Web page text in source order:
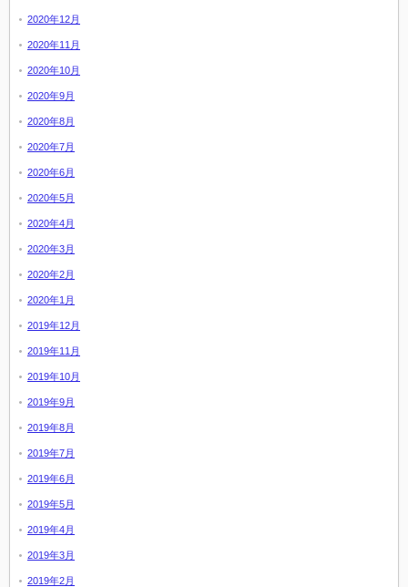
2020年12月
2020年11月
2020年10月
2020年9月
2020年8月
2020年7月
2020年6月
2020年5月
2020年4月
2020年3月
2020年2月
2020年1月
2019年12月
2019年11月
2019年10月
2019年9月
2019年8月
2019年7月
2019年6月
2019年5月
2019年4月
2019年3月
2019年2月